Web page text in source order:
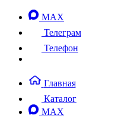
MAX
Телеграм
Телефон
Главная
Каталог
MAX